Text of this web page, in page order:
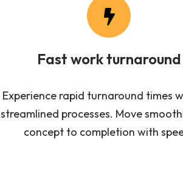
Fast work turnaround
Experience rapid turnaround times
streamlined processes. Move
concept to completion with